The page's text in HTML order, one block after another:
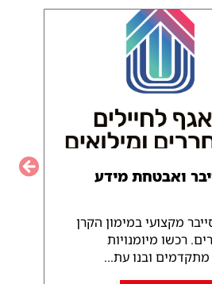
ואבטחת מידע
מקצועי במימון הקרן
רכשו מיומנויות
ובנו עת...